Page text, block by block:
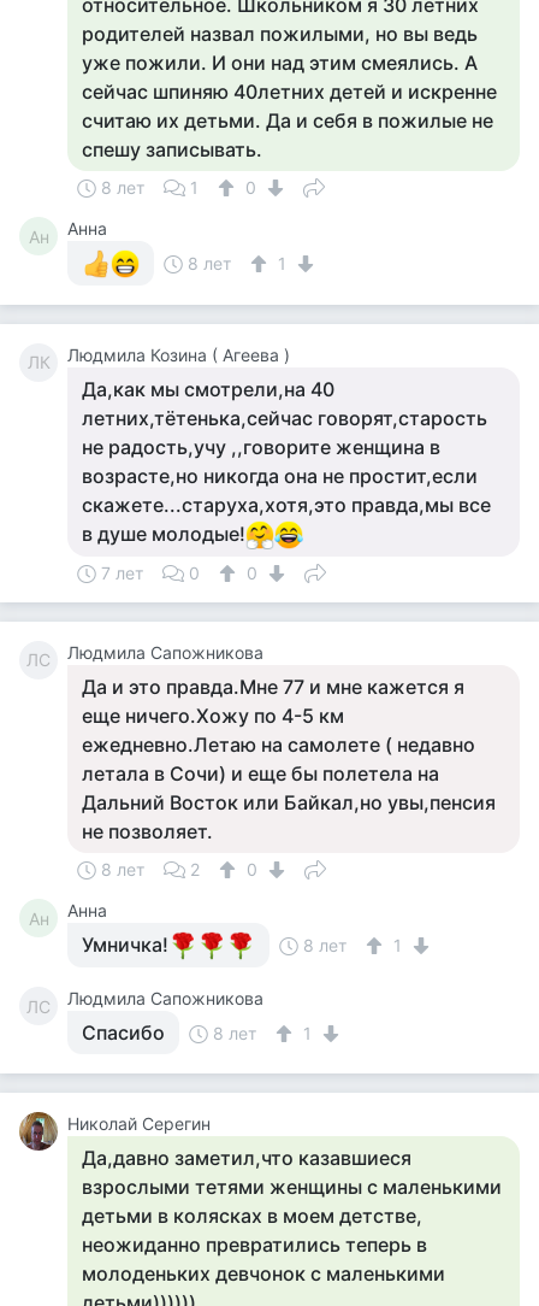
относительное. Школьником я 30 летних
родителей назвал пожилыми, но вы ведь
уже пожили. И они над этим смеялись. А
сейчас шпиняю 40летних детей и искренне
считаю их детьми. Да и себя в пожилые не
спешу записывать.
8 лет 1 0
Ан
Анна
8 лет
1
ЛК Людмила Козина ( Агеева )
Да,как мы смотрели,на 40
летних,тётенька,сейчас говорят,старость
не радость,учу ,,говорите женщина в
возрасте,но никогда она не простит,если
скажете...старуха,хотя,это правда,мы все
в душе молодые!
7 лет 0 0
ЛС Людмила Сапожникова
Да и это правда.Мне 77 и мне кажется я
еще ничего.Хожу по 4-5 км
ежедневно.Летаю на самолете ( недавно
летала в Сочи) и еще бы полетела на
Дальний Восток или Байкал,но увы,пенсия
не позволяет.
8 лет 2 0
Ан Анна
Умничка! 8 лет 1
ЛС Людмила Сапожникова
Спасибо 8 лет 1
Николай Серегин
Да,давно заметил,что казавшиеся
взрослыми тетями женщины с маленькими
детьми в колясках в моем детстве,
неожиданно превратились теперь в
молоденьких девчонок с маленькими